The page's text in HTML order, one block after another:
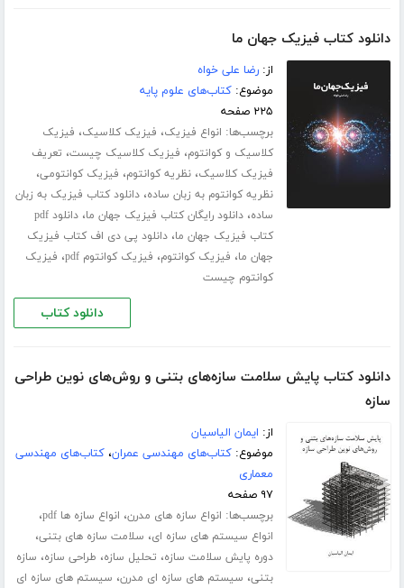
دانلود کتاب فیزیک جهان ما
از:رضا علی خواه
موضوع:کتاب‌های علوم پایه
۲۲۵ صفحه
برچسب‌ها: انواع فیزیک، فیزیک کلاسیک، فیزیک
کلاسیک و کوانتوم، فیزیک کلاسیک چیست، تعریف
فیزیک کلاسیک،نظریه کوانتوم، فیزیک کوانتومی،
نظریه کوانتوم به زبان ساده،دانلود کتاب فیزیک به زبان
ساده،دانلود رایگان کتاب فیزیک جهان ما،
دانلود pdf
کتاب فیزیک جهان ما،دانلود پی دی اف کتاب فیزیک
جهان ما، فیزیک کوانتوم، فیزیک کوانتوم pdf ، فیزیک
کوانتوم چیست
دانلود کتاب
دانلود کتاب پایش سلامت سازه‌های بتنی و روش‌های نوین طراحی
سازه
از: ایمان الیاسیان
موضوع:کتاب‌های مهندسی عمران،کتاب‌های مهندسی
معماری
۹۷ صفحه
برچسب‌ها: انواع سازه های مدرن، انواع سازه ها pdf ،
انواع سیستم های سازه ای، سلامت سازه های بتنی،
دوره پایش سلامت سازه، تحلیل سازه، طراحی سازه، سازه
بتنی، سیستم های سازه ای مدرن، سیستم های سازه ای